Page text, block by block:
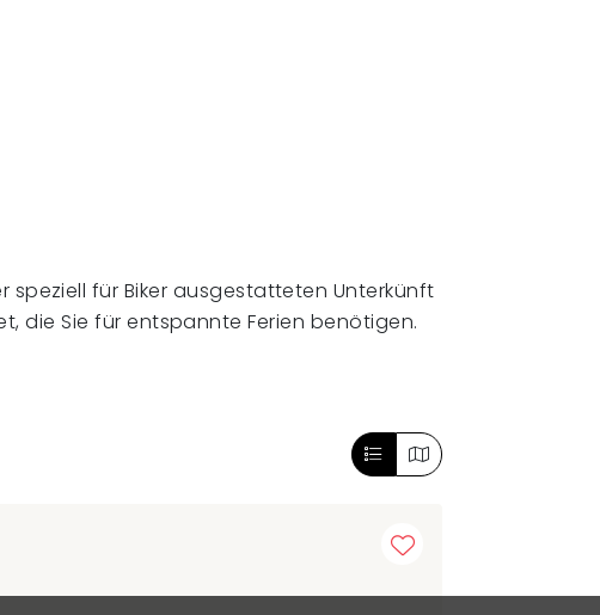
speziell für Biker ausgestatteten Unterkünft
die Sie für entspannte Ferien benötigen.